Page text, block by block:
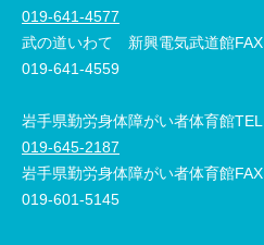
019-641-4577
武の道いわて 新興電気武道館FAX
019-641-4559
岩手県勤労身体障がい者体育館TEL
019-645-2187
岩手県勤労身体障がい者体育館FAX
019-601-5145